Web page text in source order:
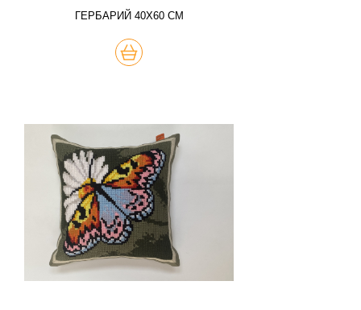
ГЕРБАРИЙ 40Х60 СМ
КУПИТЬ